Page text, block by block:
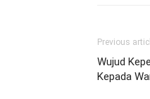
Previous
Wujud
Kepada